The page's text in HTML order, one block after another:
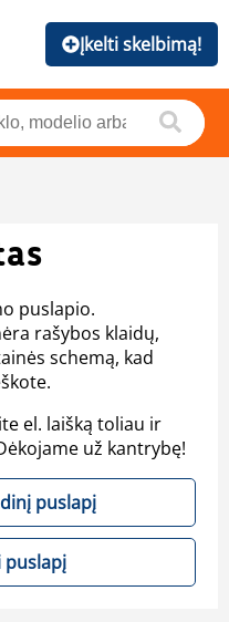
Įkelti skelbimą!
puslapio.
rašybos klaidų,
schemą, kad
el. laišką toliau ir
už kantrybę!
puslapį